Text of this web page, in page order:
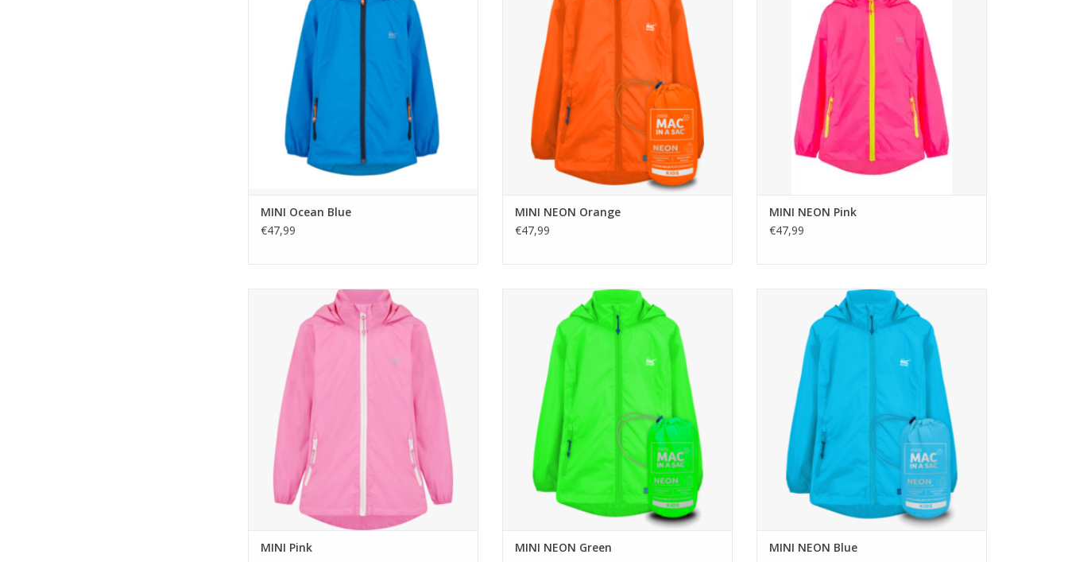
MINI Ocean Blue
€47,99
TOEVOEGEN AAN WINKELWAGEN
MINI NEON Orange
€47,99
opbergzakje.
TOEVOEGEN AAN WINKELWAGEN
MINI NEON Pink
€47,99
Mac in a Sac is een makkelijk lichtgewicht nylon
waterdicht ademend regenjack, klein op te
rollen in bijgeleverde opbergzakje
TOEVOEGEN AAN WINKELWAGEN
MINI Pink
Mac in a Sac MINI NEON Green
TOEVOEGEN AAN WINKELWAGEN
MINI NEON Green
Mac in a Sac MINI NEON Blue
TOEVOEGEN AAN WINKELWAGEN
MINI NEON Blue